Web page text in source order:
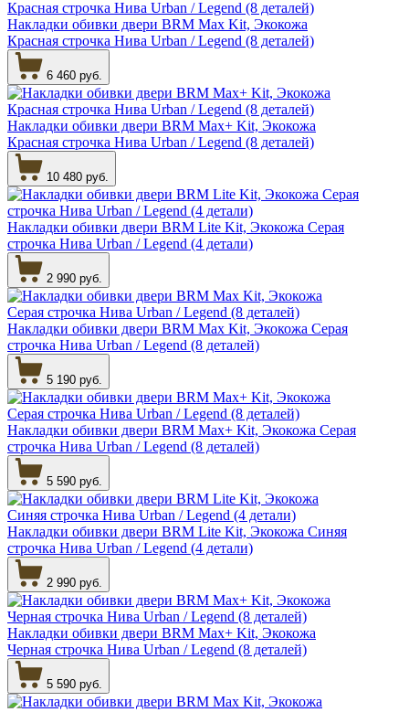
Накладки обивки двери BRM Max Kit, Экокожа
Красная строчка Нива Urban / Legend (8 деталей)
6 460 руб.
Накладки обивки двери BRM Max+ Kit, Экокожа
Красная строчка Нива Urban / Legend (8 деталей)
10 480 руб.
Накладки обивки двери BRM Lite Kit, Экокожа Серая
строчка Нива Urban / Legend (4 детали)
2 990 руб.
Накладки обивки двери BRM Max Kit, Экокожа Серая
строчка Нива Urban / Legend (8 деталей)
5 190 руб.
Накладки обивки двери BRM Max+ Kit, Экокожа Серая
строчка Нива Urban / Legend (8 деталей)
5 590 руб.
Накладки обивки двери BRM Lite Kit, Экокожа Синяя
строчка Нива Urban / Legend (4 детали)
2 990 руб.
Накладки обивки двери BRM Max+ Kit, Экокожа
Черная строчка Нива Urban / Legend (8 деталей)
5 590 руб.